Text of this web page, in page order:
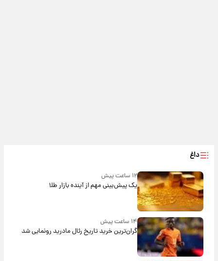
داغ
۱۲ ساعت پیش
یک پیش‌بینی مهم از آینده بازار طلا
۱۴ ساعت پیش
گران‌ترین خرید تاریخ رئال مادرید رونمایی شد